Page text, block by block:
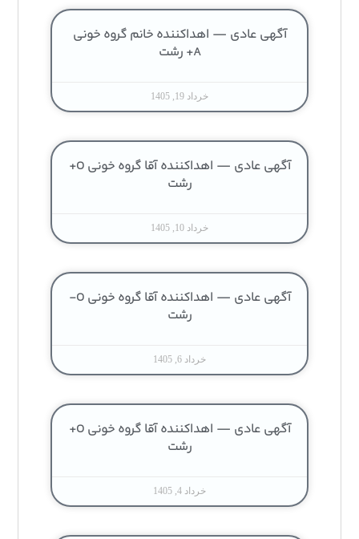
آگهی عادی — اهداکننده خانم گروه خونی
A+ رشت
خرداد 19, 1405
آگهی عادی — اهداکننده آقا گروه خونی O+
رشت
خرداد 10, 1405
آگهی عادی — اهداکننده آقا گروه خونی O-
رشت
خرداد 6, 1405
آگهی عادی — اهداکننده آقا گروه خونی O+
رشت
خرداد 4, 1405